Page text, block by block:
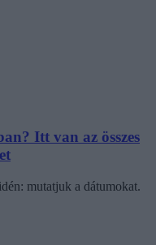
Itt van az összes
mutatjuk a dátumokat.